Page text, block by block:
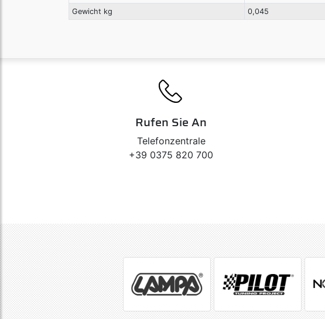
Gewicht kg
0,045
Rufen Sie An
Telefonzentrale
+39 0375 820 700